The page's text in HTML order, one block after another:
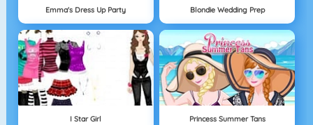
Emma's Dress Up Party Blondie Wedding Prep
I Star Girl Princess Summer Tans